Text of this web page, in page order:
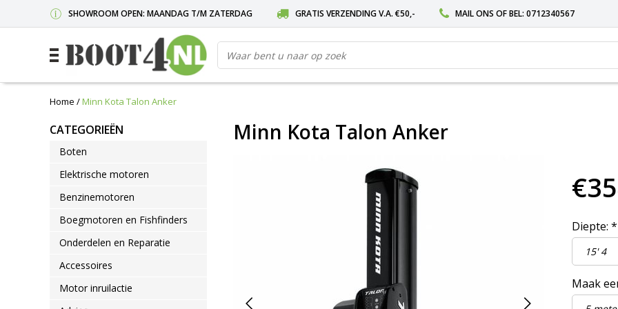
SHOWROOM OPEN: MAANDAG T/M ZATERDAG GRATIS VERZENDING V.A. €50,- MAIL ONS OF BEL: 0712340567
Home /Minn Kota Talon Anker
CATEGORIEËN
Boten
Elektrische motoren
Benzinemotoren
Boegmotoren en Fishfinders
Onderdelen en Reparatie
Accessoires
Motor inruilactie
Minn Kota Talon Anker
Diepte: *
Maak